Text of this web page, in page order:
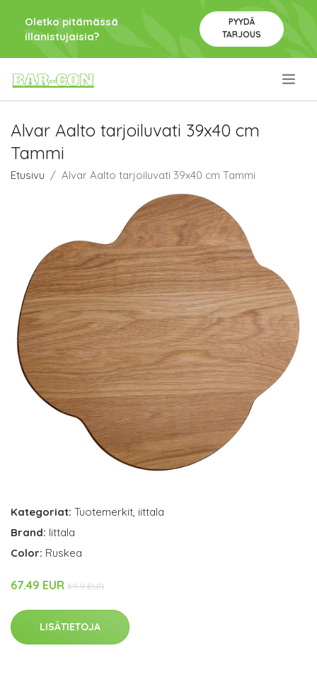
Oletko pitämässä
illanistujaisia?
PYYDÄ
TARJOUS
Alvar Aalto tarjoiluvati 39x40 cm
Tammi
Etusivu Alvar Aalto tarjoiluvati 39x40 cm Tammi
Kategoriat: Tuotemerkit, iittala
Brand: Iittala
Color: Ruskea
67.49 EUR 89.9 EUR
LISÄTIETOJA